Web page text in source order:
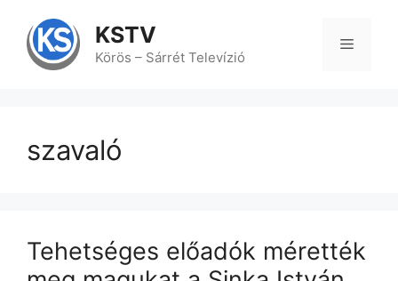
tartalomba
KSTV
Körös – Sárrét Televízió
Menü
szavaló
Tehetséges előadók mérették